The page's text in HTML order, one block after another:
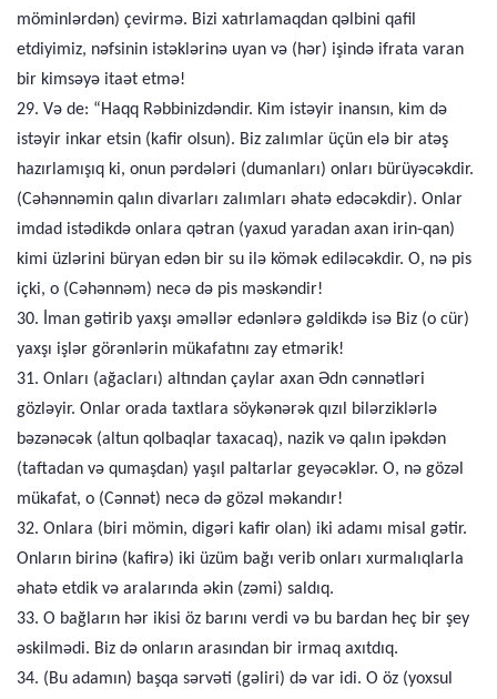
möminlərdən) çevirmə. Bizi xatırlamaqdan qəlbini qafil
etdiyimiz, nəfsinin istəklərinə uyan və (hər) işində ifrata varan
bir kimsəyə itaət etmə!
29. Və de: “Haqq Rəbbinizdəndir. Kim istəyir inansın, kim də
istəyir inkar etsin (kafir olsun). Biz zalımlar üçün elə bir atəş
hazırlamışıq ki, onun pərdələri (dumanları) onları bürüyəcəkdir.
(Cəhənnəmin qalın divarları zalımları əhatə edəcəkdir). Onlar
imdad istədikdə onlara qətran (yaxud yaradan axan irin-qan)
kimi üzlərini büryan edən bir su ilə kömək ediləcəkdir. O, nə pis
içki, o (Cəhənnəm) necə də pis məskəndir!
30. İman gətirib yaxşı əməllər edənlərə gəldikdə isə Biz (o cür)
yaxşı işlər görənlərin mükafatını zay etmərik!
31. Onları (ağacları) altından çaylar axan Ədn cənnətləri
gözləyir. Onlar orada taxtlara söykənərək qızıl bilərziklərlə
bəzənəcək (altun qolbaqlar taxacaq), nazik və qalın ipəkdən
(taftadan və qumaşdan) yaşıl paltarlar geyəcəklər. O, nə gözəl
mükafat, o (Cənnət) necə də gözəl məkandır!
32. Onlara (biri mömin, digəri kafir olan) iki adamı misal gətir.
Onların birinə (kafirə) iki üzüm bağı verib onları xurmalıqlarla
əhatə etdik və aralarında əkin (zəmi) saldıq.
33. O bağların hər ikisi öz barını verdi və bu bardan heç bir şey
əskilmədi. Biz də onların arasından bir irmaq axıtdıq.
34. (Bu adamın) başqa sərvəti (gəliri) də var idi. O öz (yoxsul